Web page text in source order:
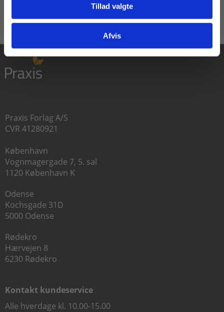
Tillad valgte
Afvis
Praxis Forlag A/S
CVR 41280921
København
Vognmagergade 7, 5. sal
1120 København K
Odense
Kochsgade 31D
5000 Odense
Rødekro
Hærvejen 8
6230 Rødekro
Kontakt kundeservice
Alle hverdage kl. 10.00-15.00
Gå til praxisOnline